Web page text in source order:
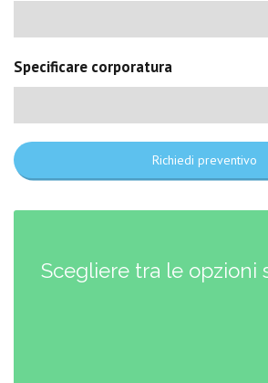
Specificare corporatura
Richiedi preventivo
Scegliere tra le opzioni